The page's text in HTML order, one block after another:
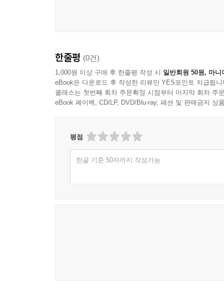
한줄평 (0건)
1,000원 이상 구매 후 한줄평 작성 시 일반회원 50원, 마니
eBook은 다운로드 후 작성한 리뷰만 YES포인트 지급됩니
클래스는 첫번째 회차 주문확정 시점부터 마지막 회차 주
eBook 페이백, CD/LP, DVD/Blu-ray, 패션 및 판매금지 상
평점
한글 기준 50자까지 작성가능